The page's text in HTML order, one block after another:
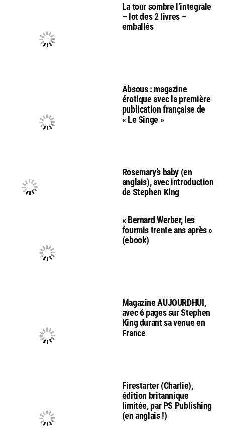
La tour sombre l’integrale
– lot des 2 livres –
emballés
Absous : magazine
érotique avec la première
publication française de
« Le Singe »
Rosemary’s baby (en
anglais), avec introduction
de Stephen King
« Bernard Werber, les
fourmis trente ans après »
(ebook)
Magazine AUJOURDHUI,
avec 6 pages sur Stephen
King durant sa venue en
France
Firestarter (Charlie),
édition britannique
limitée, par PS Publishing
(en anglais !)